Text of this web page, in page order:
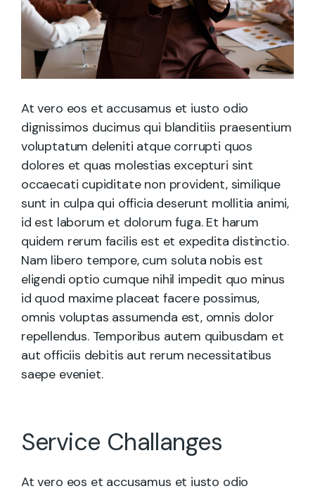
At vero eos et accusamus et iusto odio
dignissimos ducimus qui blanditiis praesentium
voluptatum deleniti atque corrupti quos
dolores et quas molestias excepturi sint
occaecati cupiditate non provident, similique
sunt in culpa qui officia deserunt mollitia animi,
id est laborum et dolorum fuga. Et harum
quidem rerum facilis est et expedita distinctio.
Nam libero tempore, cum soluta nobis est
eligendi optio cumque nihil impedit quo minus
id quod maxime placeat facere possimus,
omnis voluptas assumenda est, omnis dolor
repellendus. Temporibus autem quibusdam et
aut officiis debitis aut rerum necessitatibus
saepe eveniet.
Service Challanges
At vero eos et accusamus et iusto odio